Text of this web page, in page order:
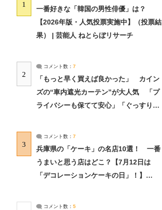
1
一番好きな「韓国の男性俳優」は？
【2026年版・人気投票実施中】（投票結
果） | 芸能人 ねとらぼリサーチ
2
コメント数： 7
「もっと早く買えば良かった」 カイン
ズの“車内遮光カーテン”が大人気 「プ
ライバシーも保てて安心」「ぐっすり眠
3
コメント数： 7
兵庫県の「ケーキ」の名店10選！ 一番
うまいと思う店はどこ？【7月12日は
「デコレーションケーキの日」！】
コメント数： 5